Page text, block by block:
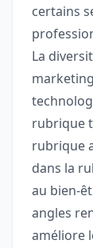
certains
La
rubrique
rubrique
dans la
au bien-
angles
améliore